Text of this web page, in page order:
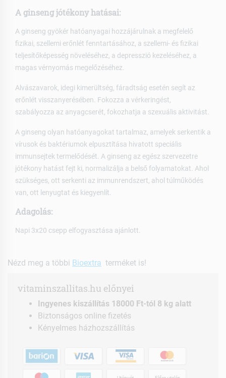
A ginseng jótékony hatásai:
A ginseng gyökér hatóanyagai hozzájárulnak a megfelelő
fizikai, szellemi erőnlét fenntartásához, a szellemi- és fizikai
teljesítőképesség növeléséhez, a depresszió kezeléséhez, a
magas vérnyomás megelőzéséhez.
Alvászavarok, idegi kimerültség, fáradtság esetén segít az
erőnlét visszanyerésében. Fokozza a vérkeringést,
szabályozza az anyagcserét, fokozhatja a szexuális aktivitást.
A ginseng olyan hatóanyagokat tartalmaz, amelyek serkentik a
vírusok és baktériumok elpusztítása hivatott speciális
immunsejtek termelődését. A ginseng az egész szervezetre
jótékony hatást fejt ki, normalizálja a belső folyamatokat. Ahol
szükséges, ott serkenti az immunrendszert, ahol túlműködés
van, ott lenyugtat és kiegyenlít.
Adagolás:
Napi 3x20 csepp elfogyasztása ajánlott.
Nézd meg a többi Bioextra terméket is!
vitaminszallitas.hu előnyei
Ingyenes kiszállítás 18000 Ft-tól 8 kg alatt
Biztonságos online fizetés
Kényelmes házhozszállítás